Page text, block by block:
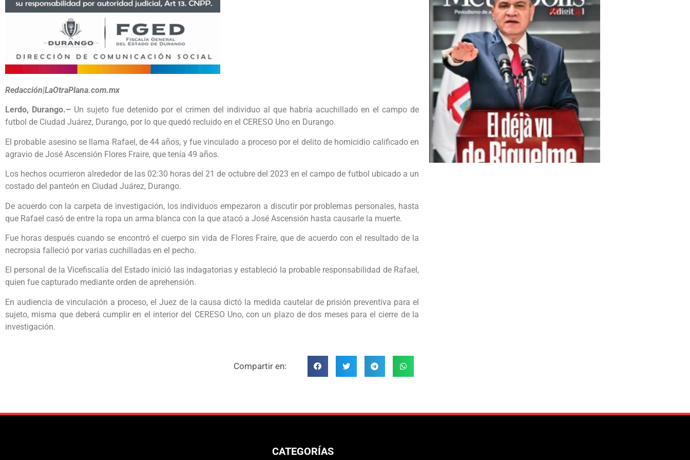
Redacción|LaOtraPlana.com.mx
Lerdo, Durango.– Un sujeto fue detenido por el crimen del individuo al que habría acuchillado en el campo de
futbol de Ciudad Juárez, Durango, por lo que quedó recluido en el CERESO Uno en Durango.
El probable asesino se llama Rafael, de 44 años, y fue vinculado a proceso por el delito de homicidio calificado en
agravio de José Ascensión Flores Fraire, que tenía 49 años.
Los hechos ocurrieron alrededor de las 02:30 horas del 21 de octubre del 2023 en el campo de futbol ubicado a un
costado del panteón en Ciudad Juárez, Durango.
De acuerdo con la carpeta de investigación, los individuos empezaron a discutir por problemas personales, hasta
que Rafael casó de entre la ropa un arma blanca con la que atacó a José Ascensión hasta causarle la muerte.
Fue horas después cuando se encontró el cuerpo sin vida de Flores Fraire, que de acuerdo con el resultado de la
necropsia falleció por varias cuchilladas en el pecho.
El personal de la Vicefiscalía del Estado inició las indagatorias y estableció la probable responsabilidad de Rafael,
quien fue capturado mediante orden de aprehensión.
En audiencia de vinculación a proceso, el Juez de la causa dictó la medida cautelar de prisión preventiva para el
sujeto, misma que deberá cumplir en el interior del CERESO Uno, con un plazo de dos meses para el cierre de la
investigación.
Compartir en:
CATEGORÍAS